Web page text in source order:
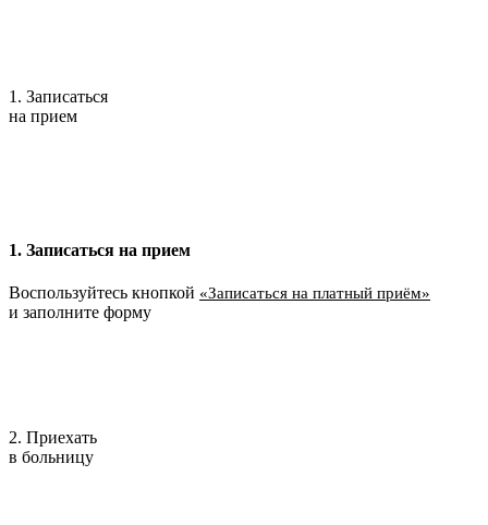
1. Записаться
на прием
1. Записаться на прием
Воспользуйтесь кнопкой «Записаться на платный приём»
и заполните форму
2. Приехать
в больницу